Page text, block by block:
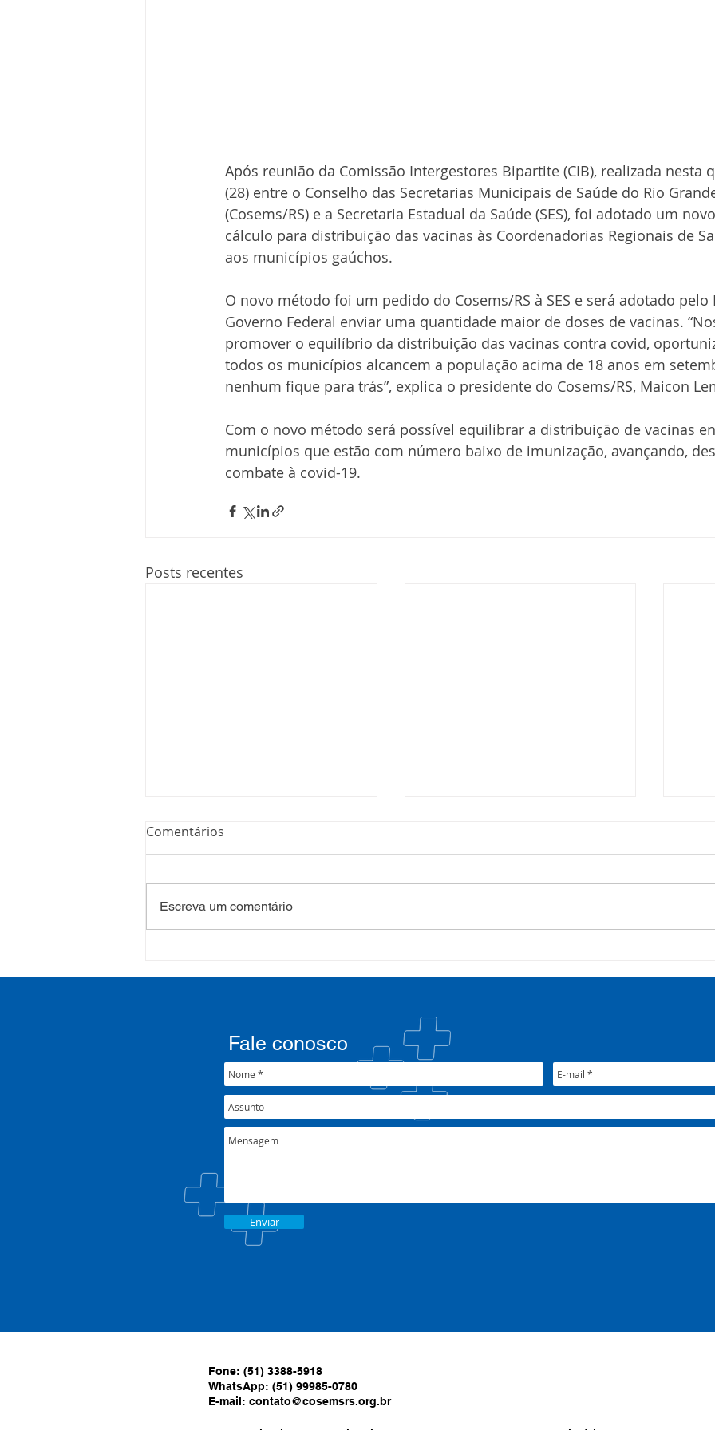
Após reunião da Comissão Intergestores Bipartite (CIB), realizada nesta
(28) entre o Conselho das Secretarias Municipais de Saúde do Rio
(Cosems/RS) e a Secretaria Estadual da Saúde (SES), foi adotado um
cálculo para distribuição das vacinas às Coordenadorias Regionais de
aos municípios gaúchos.
O novo método foi um pedido do Cosems/RS à SES e será adotado pelo
Governo Federal enviar uma quantidade maior de doses de vacinas.
promover o equilíbrio da distribuição das vacinas contra covid,
todos os municípios alcancem a população acima de 18 anos em
nenhum fique para trás”, explica o presidente do Cosems/RS, Maicon
Com o novo método será possível equilibrar a distribuição de vacinas
municípios que estão com número baixo de imunização, avançando,
combate à covid-19.
Posts recentes
SETEC, realiza Assembleia e
COSEMS/RS reúne gestores
junto ao XXXIX Congresso
Nacional do CONASEMS
Comentários
Escreva um comentário
Enviar
Fale conosco
Fone: (51) 3388-5918
WhatsApp: (51) 99985-0780
E-mail: contato@cosemsrs.org.br